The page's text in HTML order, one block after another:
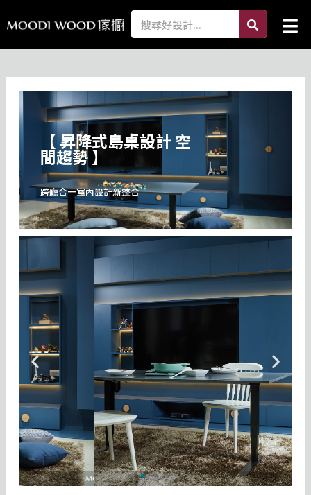
至
內
Search search
【 昇降式島桌設計 空
間趨勢 】
跨廳合一室內設計新整合
P
r
e
v
i
o
u
s
N
e
x
t
s
l
i
d